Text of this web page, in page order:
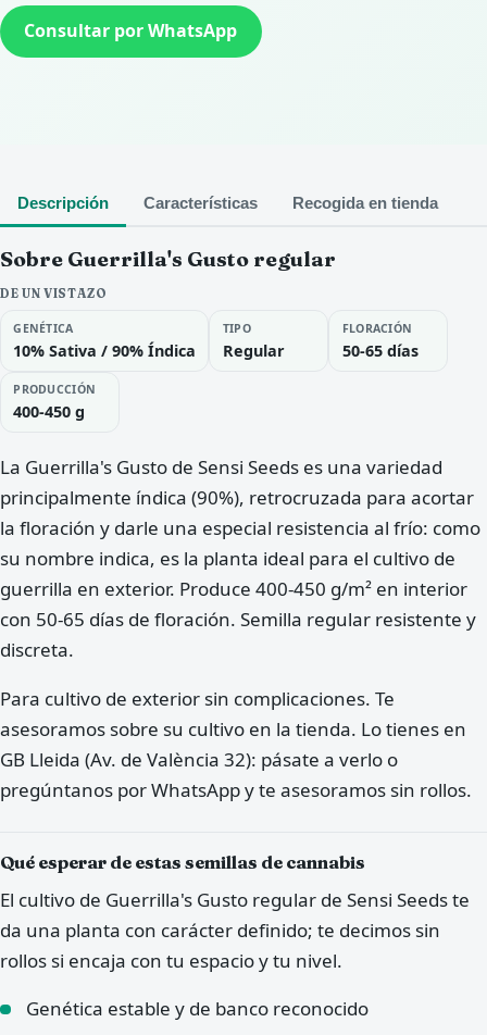
Consultar por WhatsApp
Descripción Características Recogida en tienda
Sobre Guerrilla's Gusto regular
DE UN VISTAZO
GENÉTICA
10% Sativa / 90% Índica
TIPO
Regular
FLORACIÓN
50-65 días
PRODUCCIÓN
400-450 g
La Guerrilla's Gusto de Sensi Seeds es una variedad
principalmente índica (90%), retrocruzada para acortar
la floración y darle una especial resistencia al frío: como
su nombre indica, es la planta ideal para el cultivo de
guerrilla en exterior. Produce 400-450 g/m² en interior
con 50-65 días de floración. Semilla regular resistente y
discreta.
Para cultivo de exterior sin complicaciones. Te
asesoramos sobre su cultivo en la tienda. Lo tienes en
GB Lleida (Av. de València 32): pásate a verlo o
pregúntanos por WhatsApp y te asesoramos sin rollos.
Qué esperar de estas semillas de cannabis
El cultivo de Guerrilla's Gusto regular de Sensi Seeds te
da una planta con carácter definido; te decimos sin
rollos si encaja con tu espacio y tu nivel.
Genética estable y de banco reconocido